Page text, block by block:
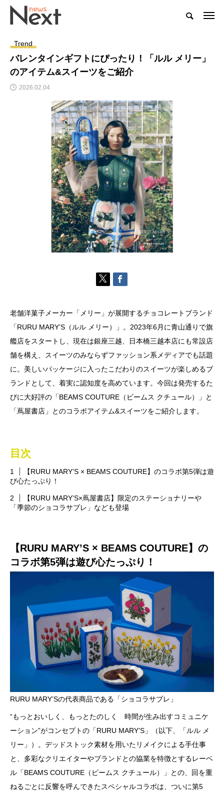
Trend
バレンタインギフトにぴったり！「ルル メリー」
のアイテム&スイーツをご紹介
2026.02.04
老舗洋菓子メーカー「メリー」が展開するチョコレートブランド
「RURU MARY’S（ルル メリー）」。2023年6月に青山通りで旗
艦店をスタートし、現在は銀座三越、日本橋三越本店にも常設店
舗を構え、スイーツのみならずファッション系メディアでも話題
に。美しいパッケージに入ったこだわりのスイーツが楽しめるブ
ランドとして、着実に認知度を高めています。今回は発売するた
びに大好評の「BEAMS COUTURE（ビームス クチュール）」と
「蔦屋書店」とのコラボアイテム&スイーツをご紹介します。
目次
【RURU MARY’S × BEAMS COUTURE】のコラボ第5弾は遊
び心たっぷり！
【RURU MARY’S×蔦屋書店】限定のステーショナリーや
「季節のショコラサブレ」なども登場
【RURU MARY’S × BEAMS COUTURE】の
コラボ第5弾は遊び心たっぷり！
RURU MARY’Sの代表商品である「ショコラサブレ」
“もっとおいしく、もっとたのしく 時間が生み出すコミュニケ
ーション”がコンセプトの「RURU MARY’S」（以下、「ルル メ
リー」）。デッドストック素材を用いたリメイクによる手仕事
と、多彩なクリエイターやブランドとの協業を特徴とするレーベ
ル「BEAMS COUTURE（ビームス クチュール）」との、回を重
ねるごとに反響を呼んできたスペシャルコラボは、ついに第5